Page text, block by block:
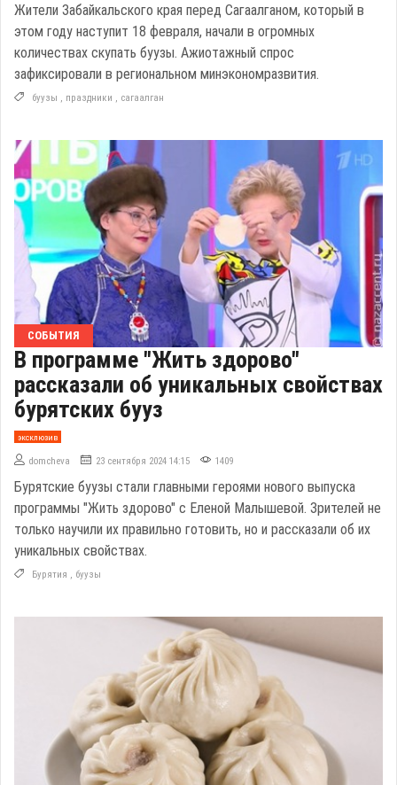
Жители Забайкальского края перед Сагаалганом, который в
этом году наступит 18 февраля, начали в огромных
количествах скупать буузы. Ажиотажный спрос
зафиксировали в региональном минэкономразвития.
буузы , праздники , сагаалган
СОБЫТИЯ
В программе "Жить здорово"
рассказали об уникальных свойствах
бурятских бууз
эксклюзив
domcheva 23 сентября 2024 14:15 1409
Бурятские буузы стали главными героями нового выпуска
программы "Жить здорово" с Еленой Малышевой. Зрителей не
только научили их правильно готовить, но и рассказали об их
уникальных свойствах.
Бурятия , буузы